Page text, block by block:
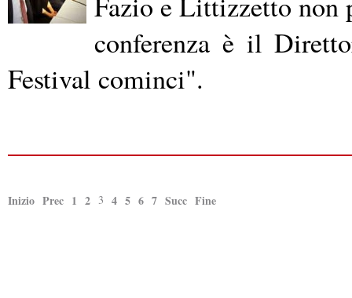
conferenza è il
Festival cominci".
Inizio Prec 1 2 3 4 5 6 7 Succ Fine